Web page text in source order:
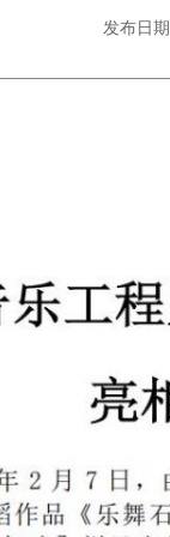
发布日